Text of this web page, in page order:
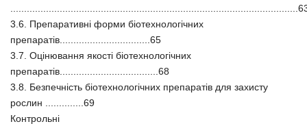
3.6. Препаративні форми біотехнологічних
препаратів.................................65
3.7. Оцінювання якості біотехнологічних
препаратів....................................68
3.8. Безпечність біотехнологічних препаратів для захисту
рослин ..............69
Контрольні